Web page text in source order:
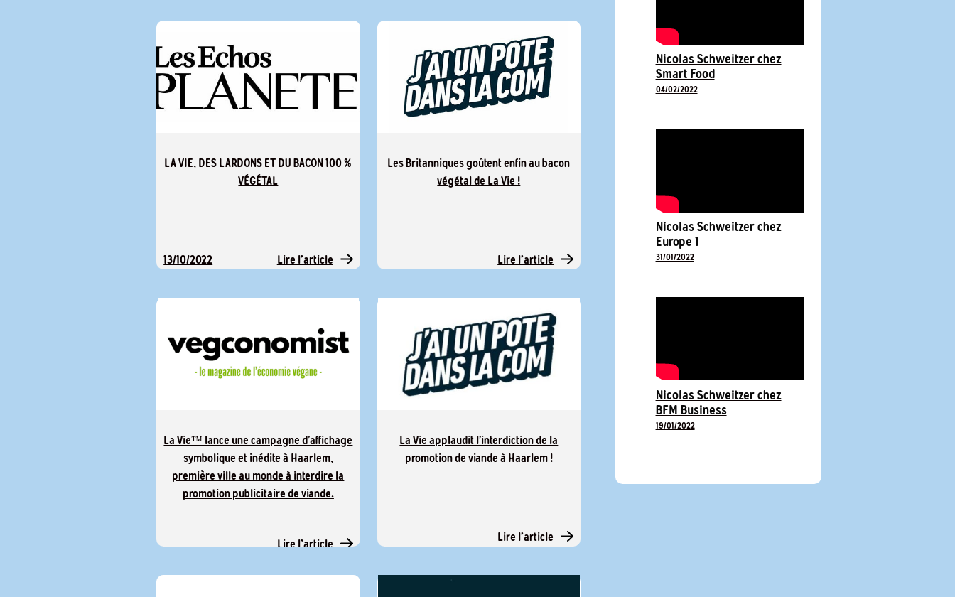
LA VIE, DES LARDONS ET DU BACON 100 %
VÉGÉTAL
13/10/2022 Lire l'article
Les Britanniques goûtent enfin au bacon
végétal de La Vie !
Lire l'article
La Vie™ lance une campagne d’affichage
symbolique et inédite à Haarlem,
première ville au monde à interdire la
promotion publicitaire de viande.
Lire l'article
La Vie applaudit l’interdiction de la
promotion de viande à Haarlem !
Lire l'article
Nicolas Schweitzer chez
Smart Food
04/02/2022
Nicolas Schweitzer chez
Europe 1
31/01/2022
Nicolas Schweitzer chez
BFM Business
19/01/2022